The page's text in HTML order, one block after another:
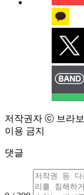
저작권자 ⓒ 브라
이용 금지
댓글